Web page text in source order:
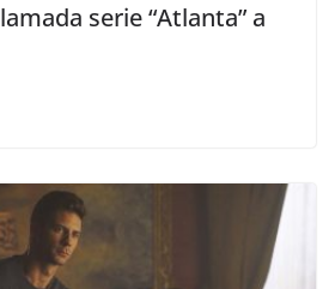
serie “Atlanta” a